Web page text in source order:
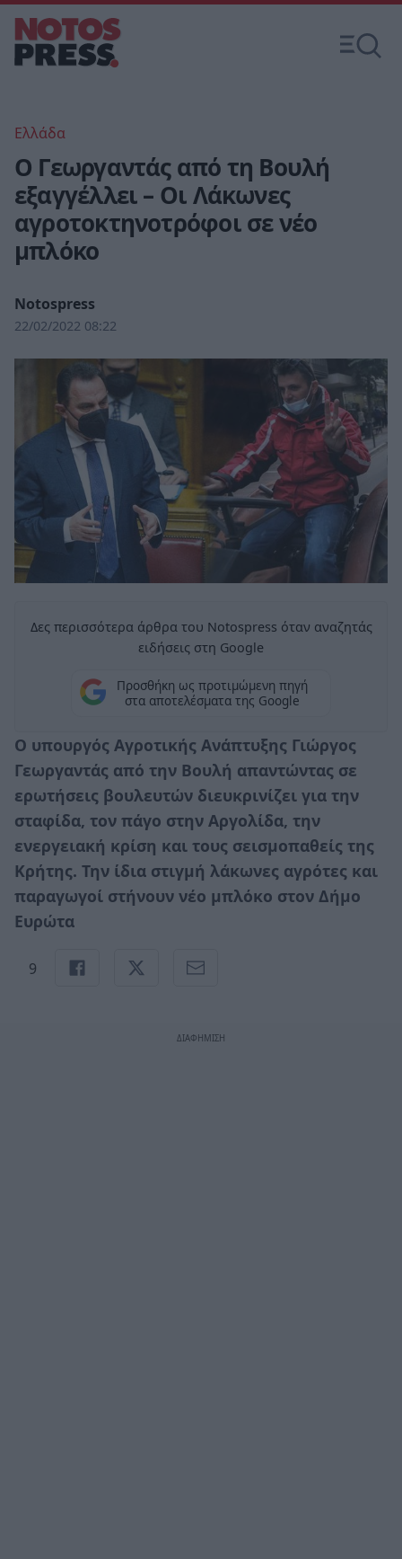
Ελλάδα
Ο Γεωργαντάς από τη Βουλή
εξαγγέλλει – Οι Λάκωνες
αγροτοκτηνοτρόφοι σε νέο
μπλόκο
Notospress
22/02/2022 08:22
Δες περισσότερα άρθρα του Notospress όταν αναζητάς
ειδήσεις στη Google
Προσθήκη ως προτιμώμενη πηγή
στα αποτελέσματα της Google
Ο υπουργός Αγροτικής Ανάπτυξης Γιώργος
Γεωργαντάς από την Βουλή απαντώντας σε
ερωτήσεις βουλευτών διευκρινίζει για την
σταφίδα, τον πάγο στην Αργολίδα, την
ενεργειακή κρίση και τους σεισμοπαθείς της
Κρήτης. Την ίδια στιγμή λάκωνες αγρότες και
παραγωγοί στήνουν νέο μπλόκο στον Δήμο
Ευρώτα
9